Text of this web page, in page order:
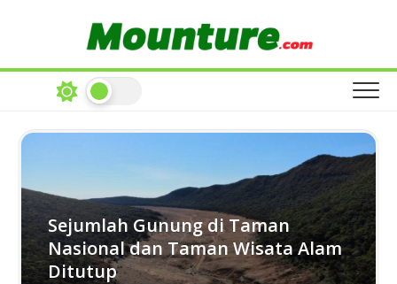
Sejumlah Gunung di Taman
Nasional dan Taman Wisata Alam
Ditutup